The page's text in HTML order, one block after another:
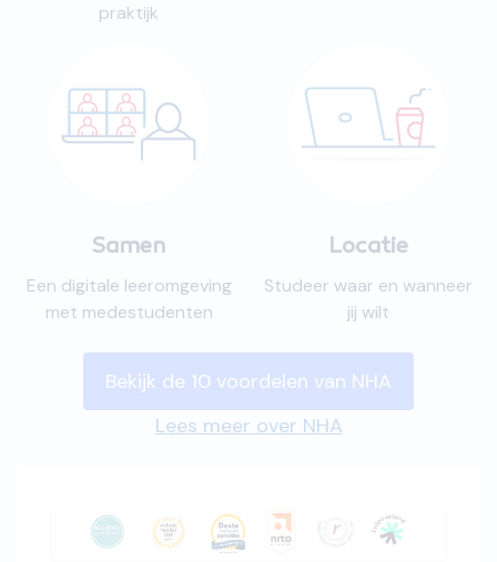
praktijk
Samen
Een digitale leeromgeving
met medestudenten
Locatie
Studeer waar en wanneer
jij wilt
Bekijk de 10 voordelen van NHA
Lees meer over NHA